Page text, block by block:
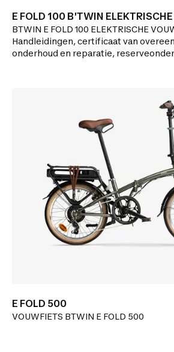
E FOLD 100 B'TWIN
BTWIN E FOLD 100 ELEKTRISCHE
Handleidingen, certificaat van
onderhoud en reparatie,
E FOLD 500
VOUWFIETS BTWIN E FOLD 500